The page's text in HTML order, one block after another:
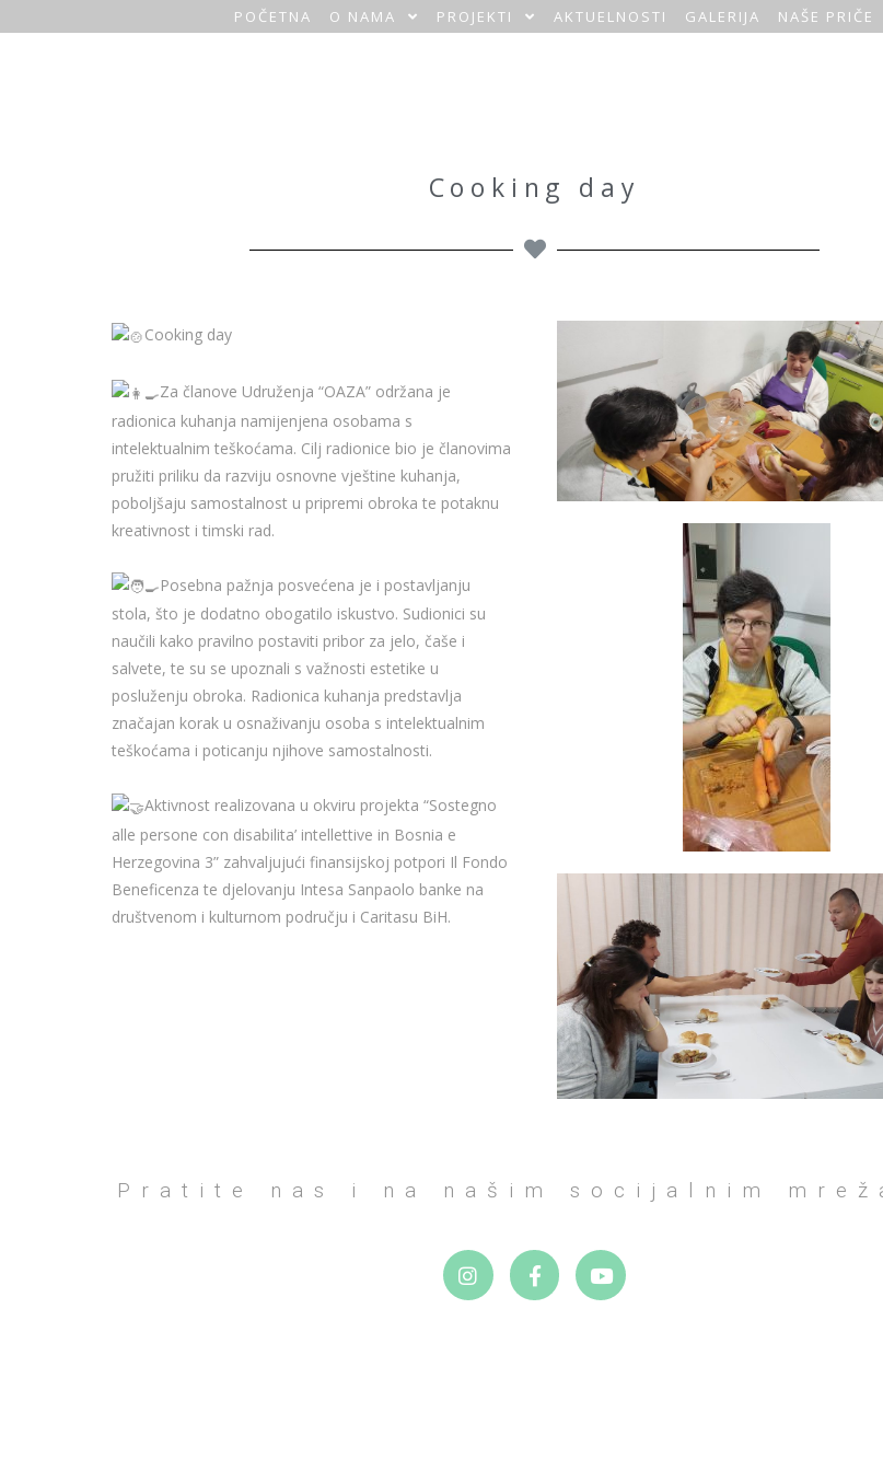
O
POČETNA O NAMA PROJEKTI AKTUELNOSTI GALERIJA NAŠE PRIČE
Cooking day
Cooking day
Za članove Udruženja “OAZA” održana je
radionica kuhanja namijenjena osobama s
intelektualnim teškoćama. Cilj radionice bio je članovima
pružiti priliku da razviju osnovne vještine kuhanja,
poboljšaju samostalnost u pripremi obroka te potaknu
kreativnost i timski rad.
Posebna pažnja posvećena je i postavljanju
stola, što je dodatno obogatilo iskustvo. Sudionici su
naučili kako pravilno postaviti pribor za jelo, čaše i
salvete, te su se upoznali s važnosti estetike u
posluženju obroka. Radionica kuhanja predstavlja
značajan korak u osnaživanju osoba s intelektualnim
teškoćama i poticanju njihove samostalnosti.
Aktivnost realizovana u okviru projekta “Sostegno
alle persone con disabilita’ intellettive in Bosnia e
Herzegovina 3” zahvaljujući finansijskoj potpori Il Fondo
Beneficenza te djelovanju Intesa Sanpaolo banke na
društvenom i kulturnom području i Caritasu BiH.
Pratite nas i na našim socijalnim